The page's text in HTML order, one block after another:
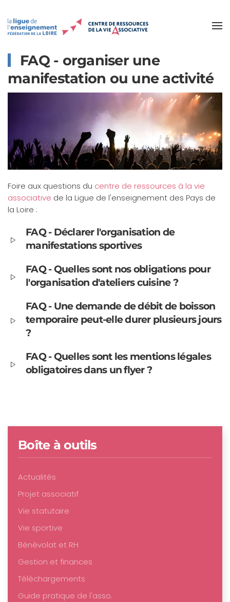
Accéder au contenu principal
FAQ - organiser une
manifestation ou une activité
Foire aux questions du centre de ressources à la vie
associative de la Ligue de l'enseignement des Pays de
la Loire :
FAQ - Déclarer l'organisation de
manifestations sportives
FAQ - Quelles sont nos obligations pour
l'organisation d'ateliers cuisine ?
FAQ - Une demande de débit de boisson
temporaire peut-elle durer plusieurs jours
?
FAQ - Quelles sont les mentions légales
obligatoires dans un flyer ?
Boîte à outils
Actualités
Projet associatif
Vie statutaire
Vie sportive
Bénévolat et RH
Gestion et finances
Téléchargements
Guide pratique de l'asso.